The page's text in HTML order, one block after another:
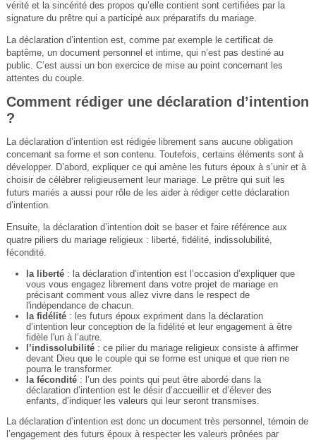
vérité et la sincérité des propos qu’elle contient sont certifiées par la
signature du prêtre qui a participé aux préparatifs du mariage.
La déclaration d’intention est, comme par exemple le certificat de
baptême, un document personnel et intime, qui n’est pas destiné au
public. C’est aussi un bon exercice de mise au point concernant les
attentes du couple.
Comment rédiger une déclaration d’intention
?
La déclaration d’intention est rédigée librement sans aucune obligation
concernant sa forme et son contenu. Toutefois, certains éléments sont à
développer. D’abord, expliquer ce qui amène les futurs époux à s’unir et à
choisir de célébrer religieusement leur mariage. Le prêtre qui suit les
futurs mariés a aussi pour rôle de les aider à rédiger cette déclaration
d’intention.
Ensuite, la déclaration d’intention doit se baser et faire référence aux
quatre piliers du mariage religieux : liberté, fidélité, indissolubilité,
fécondité.
la liberté: la déclaration d’intention est l’occasion d’expliquer que
vous vous engagez librement dans votre projet de mariage en
précisant comment vous allez vivre dans le respect de
l'indépendance de chacun.
la fidélité: les futurs époux expriment dans la déclaration
d’intention leur conception de la fidélité et leur engagement à être
fidèle l'un à l’autre.
l’indissolubilité: ce pilier du mariage religieux consiste à affirmer
devant Dieu que le couple qui se forme est unique et que rien ne
pourra le transformer.
la fécondité: l’un des points qui peut être abordé dans la
déclaration d’intention est le désir d’accueillir et d’élever des
enfants, d’indiquer les valeurs qui leur seront transmises.
La déclaration d’intention est donc un document très personnel, témoin de
l’engagement des futurs époux à respecter les valeurs prônées par